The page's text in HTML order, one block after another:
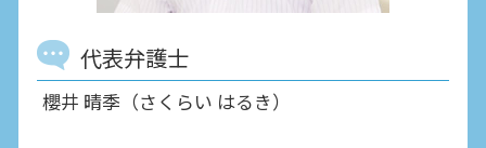
代表弁護士
櫻井 晴季（さくらい はるき）